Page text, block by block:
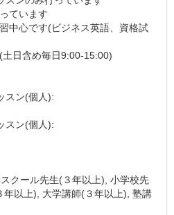
ています
中心です(ビジネス英語、資格試
土日含め毎日9:00-15:00)
スン(個人):
スン(個人):
クール先生(３年以上), 小学校先
以上), 大学講師(３年以上), 塾講